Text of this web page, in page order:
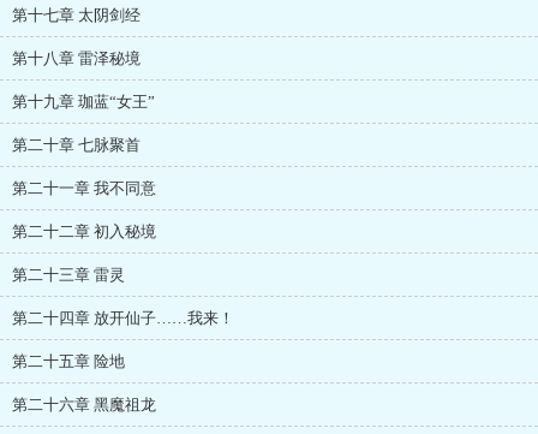
第十七章 太阴剑经
第十八章 雷泽秘境
第十九章 珈蓝“女王”
第二十章 七脉聚首
第二十一章 我不同意
第二十二章 初入秘境
第二十三章 雷灵
第二十四章 放开仙子……我来！
第二十五章 险地
第二十六章 黑魔祖龙